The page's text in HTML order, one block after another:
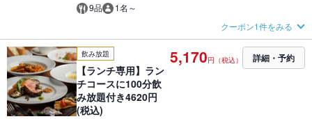
9品 1名～
クーポン1件をみる
飲み放題
【ランチ専用】ラン
チコースに100分飲
み放題付き4620円
(税込)
5,170円（税込） 詳細・予約